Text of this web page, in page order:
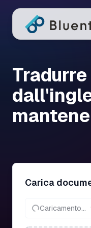
Carica
Caricamento...